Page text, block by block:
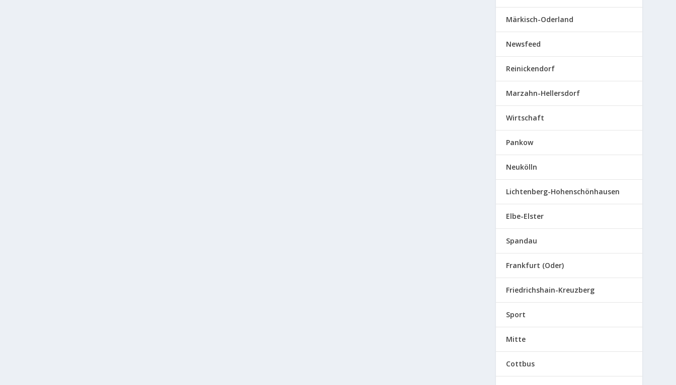
Märkisch-Oderland
Newsfeed
Reinickendorf
Marzahn-Hellersdorf
Wirtschaft
Pankow
Neukölln
Lichtenberg-Hohenschönhausen
Elbe-Elster
Spandau
Frankfurt (Oder)
Friedrichshain-Kreuzberg
Sport
Mitte
Cottbus